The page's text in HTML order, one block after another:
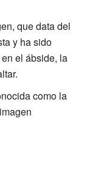
que data del
y ha sido
el ábside, la
como la